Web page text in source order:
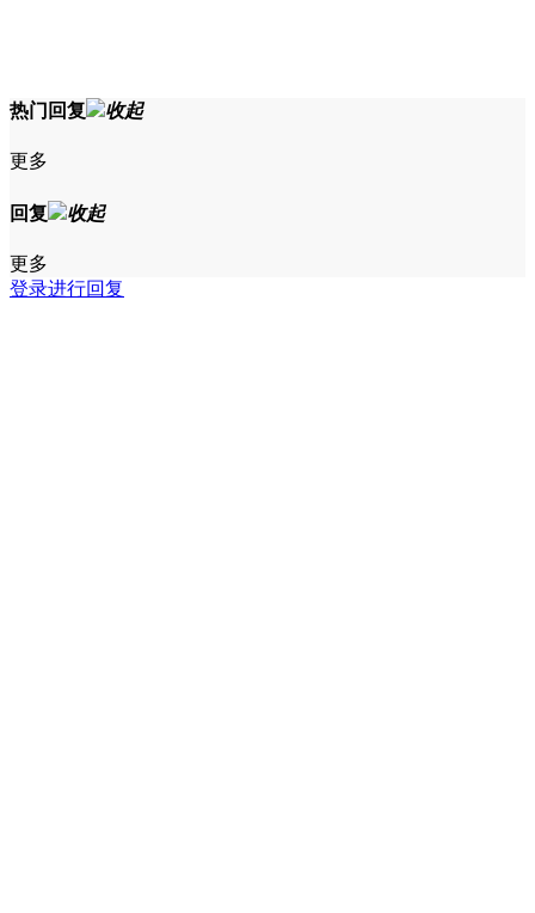
热门回复 收起
更多
回复 收起
更多
登录进行回复